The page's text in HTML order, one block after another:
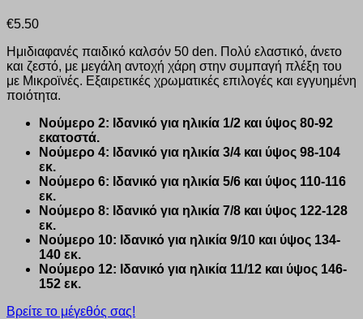
€5.50
Ημιδιαφανές παιδικό καλσόν 50 den. Πολύ ελαστικό, άνετο
και ζεστό, με μεγάλη αντοχή χάρη στην συμπαγή πλέξη του
με Μικροϊνές. Εξαιρετικές χρωματικές επιλογές και εγγυημένη
ποιότητα.
Νούμερο 2: Ιδανικό για ηλικία 1/2 και ύψος 80-92
εκατοστά.
Νούμερο 4: Ιδανικό για ηλικία 3/4 και ύψος 98-104
εκ.
Νούμερο 6: Ιδανικό για ηλικία 5/6 και ύψος 110-116
εκ.
Νούμερο 8: Ιδανικό για ηλικία 7/8 και ύψος 122-128
εκ.
Νούμερο 10: Ιδανικό για ηλικία 9/10 και ύψος 134-
140 εκ.
Νούμερο 12: Ιδανικό για ηλικία 11/12 και ύψος 146-
152 εκ.
Βρείτε το μέγεθός σας!